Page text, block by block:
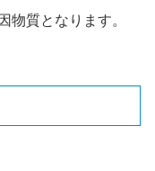
物質となります。